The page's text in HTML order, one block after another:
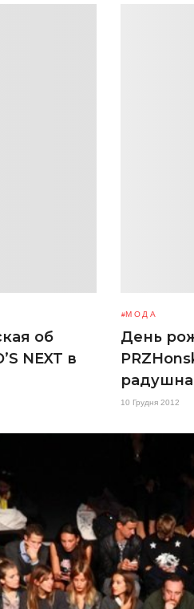
об
NEXT в
МОДА
День
10 Грудня 2012